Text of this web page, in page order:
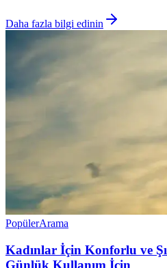
Daha fazla bilgi edinin
PopülerArama
Kadınlar İçin Konforlu ve
Günlük Kullanım İçin